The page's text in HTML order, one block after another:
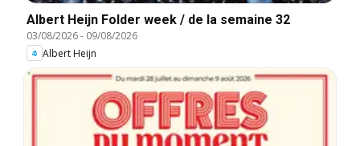
Albert Heijn Folder week / de la semaine 32
03/08/2026- 09/08/2026
Albert Heijn